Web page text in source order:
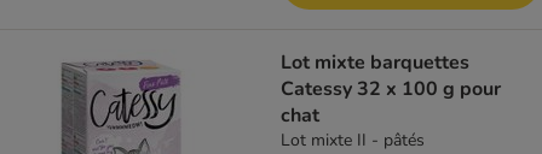
Lot mixte barquettes
Catessy 32 x 100 g pour
chat
Lot mixte II - pâtés